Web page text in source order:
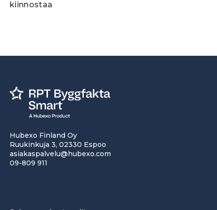
kiinnostaa
Hubexo Finland Oy
Ruukinkuja 3, 02330 Espoo
asiakaspalvelu@hubexo.com
09-809 911